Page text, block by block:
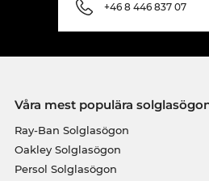
+46 8 446 837 07
Våra mest populära
Ray-Ban Solglasögon
Oakley Solglasögon
Persol Solglasögon